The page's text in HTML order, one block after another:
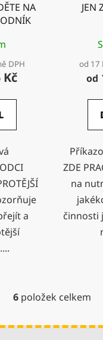
NA
DPH
Kč
a
JEN
od 17
od
ZDE
na
činnosti
O
l
6položek celkem